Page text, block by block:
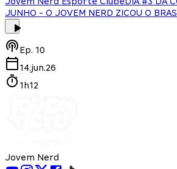
JUNHO - O JOVEM NERD ZICOU O
Ep. 10
14.jun.26
1h12
Jovem Nerd